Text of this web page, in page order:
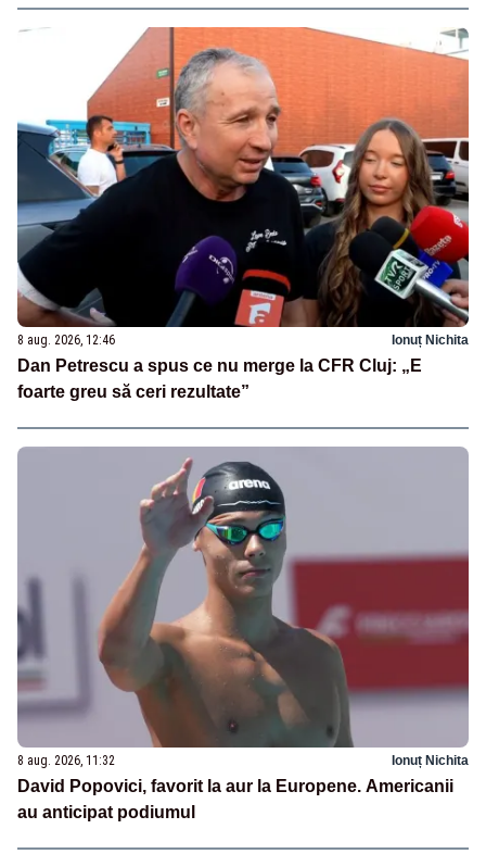
8 aug. 2026, 12:46 Ionuț Nichita
Dan Petrescu a spus ce nu merge la CFR Cluj: „E
foarte greu să ceri rezultate”
8 aug. 2026, 11:32 Ionuț Nichita
David Popovici, favorit la aur la Europene. Americanii
au anticipat podiumul